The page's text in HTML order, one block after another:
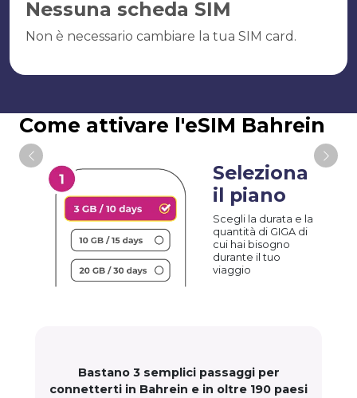
Nessuna scheda SIM
Non è necessario cambiare la tua SIM card.
Come attivare l'eSIM Bahrein
Seleziona
il piano
Scegli la durata e la
quantità di GIGA di
cui hai bisogno
durante il tuo
viaggio
Bastano 3 semplici passaggi per
connetterti in Bahrein e in oltre 190 paesi